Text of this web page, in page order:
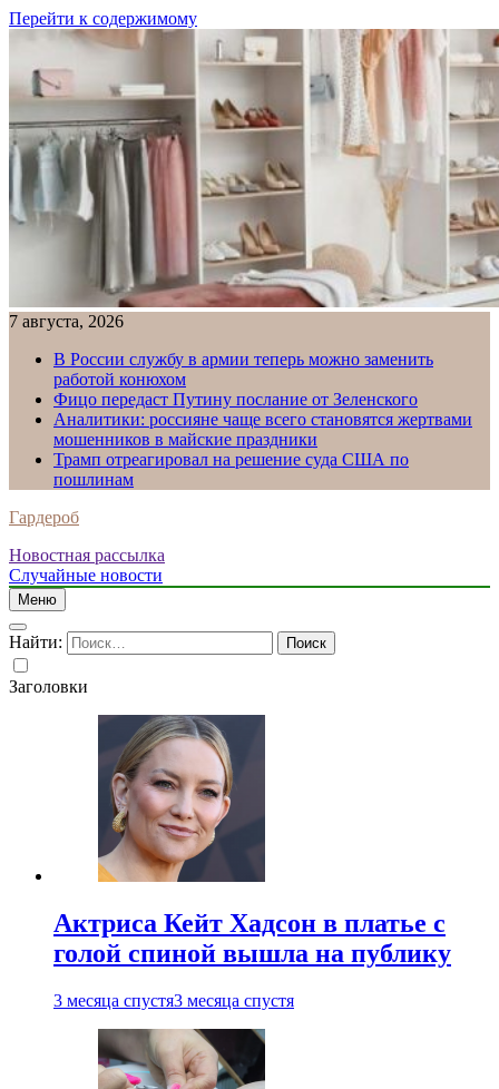
Перейти к содержимому
7 августа, 2026
В России службу в армии теперь можно заменить
работой конюхом
Фицо передаст Путину послание от Зеленского
Аналитики: россияне чаще всего становятся жертвами
мошенников в майские праздники
Трамп отреагировал на решение суда США по
пошлинам
Гардероб
Новостная рассылка
Случайные новости
Меню
Найти:
Заголовки
Актриса Кейт Хадсон в платье с
голой спиной вышла на публику
3 месяца спустя3 месяца спустя